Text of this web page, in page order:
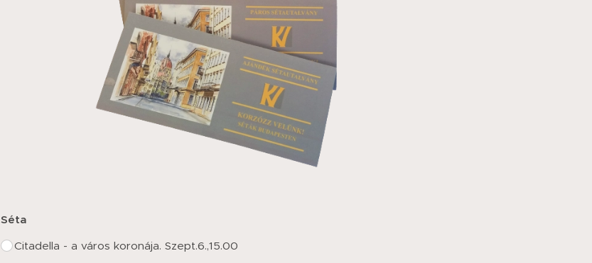
Séta
Citadella - a város koronája. Szept.6.,15.00